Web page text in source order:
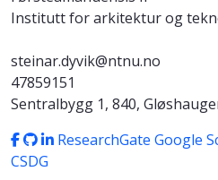
Institutt for arkitektur og
steinar.dyvik@ntnu.no
47859151
Sentralbygg 1, 840,
ResearchGate Google
CSDG